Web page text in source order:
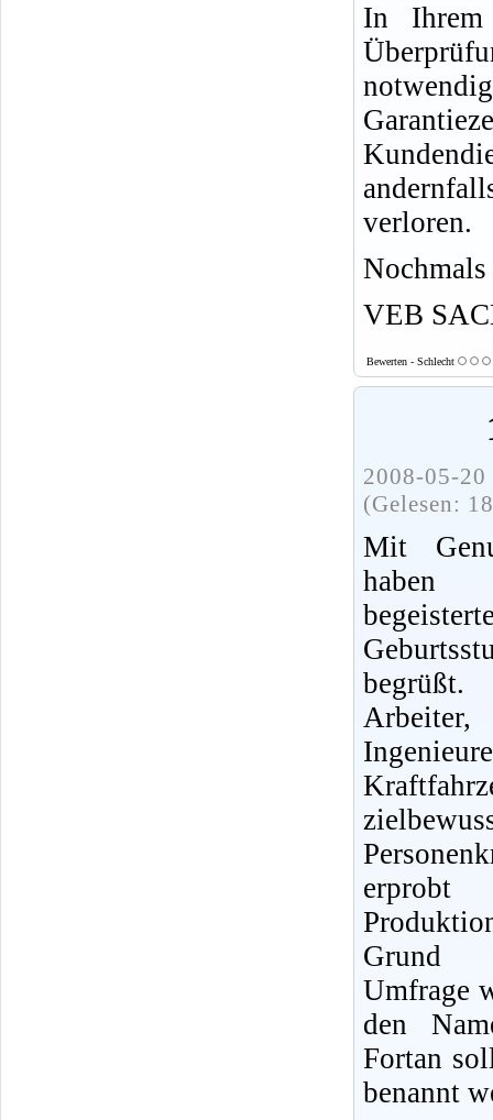
In Ihrem
verloren.
VEB
Bewerten - Schlecht
2008-05-
(Gelesen:
Mit
haben
begrüßt.
erprobt
Grund
Umfrage
den
Fortan
benannt